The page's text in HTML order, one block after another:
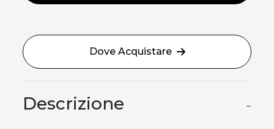
Dove Acquistare
Descrizione −